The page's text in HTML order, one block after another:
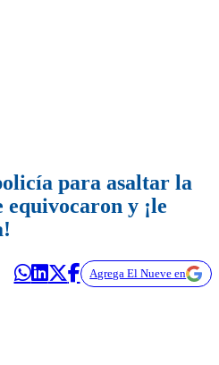
para asaltar la
equivocaron y ¡le
Agrega El Nueve en